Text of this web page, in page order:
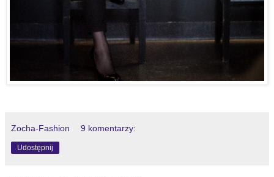
Zocha-Fashion 9 komentarzy:
Udostępnij